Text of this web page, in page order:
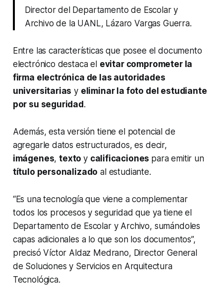
Director del Departamento de Escolar y
Archivo de la UANL, Lázaro Vargas Guerra.
Entre las características que posee el documento
electrónico destaca el evitar comprometer la
firma electrónica de las autoridades
universitarias y eliminar la foto del estudiante
por su seguridad.
Además, esta versión tiene el potencial de
agregarle datos estructurados, es decir,
imágenes,texto y calificaciones para emitir un
título personalizado al estudiante.
“Es una tecnología que viene a complementar
todos los procesos y seguridad que ya tiene el
Departamento de Escolar y Archivo, sumándoles
capas adicionales a lo que son los documentos”,
precisó Víctor Aldaz Medrano, Director General
de Soluciones y Servicios en Arquitectura
Tecnológica.